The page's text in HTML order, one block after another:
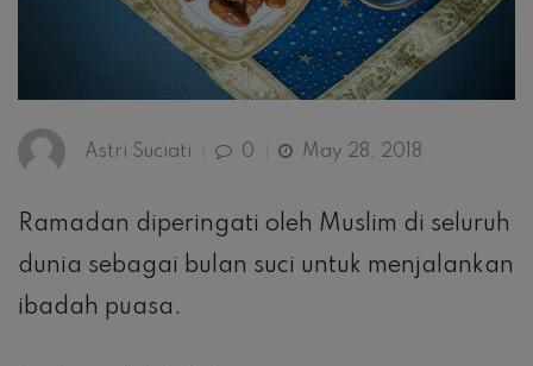
Astri Suciati 0 May 28, 2018
Ramadan diperingati oleh Muslim di seluruh
dunia sebagai bulan suci untuk menjalankan
ibadah puasa.